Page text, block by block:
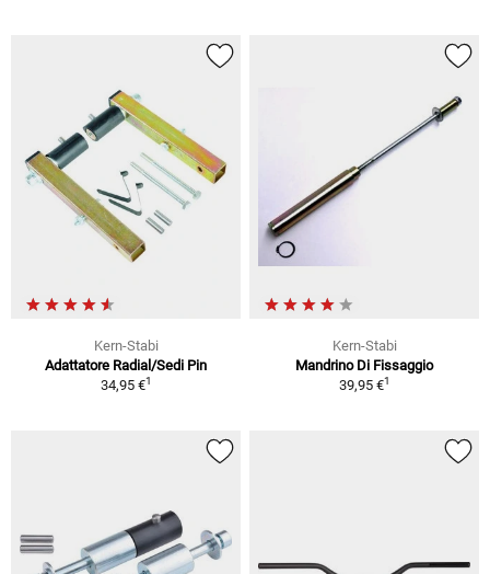
Kern-Stabi
Adattatore Radial/Sedi Pin
34,95 €1
Kern-Stabi
Mandrino Di Fissaggio
39,95 €1